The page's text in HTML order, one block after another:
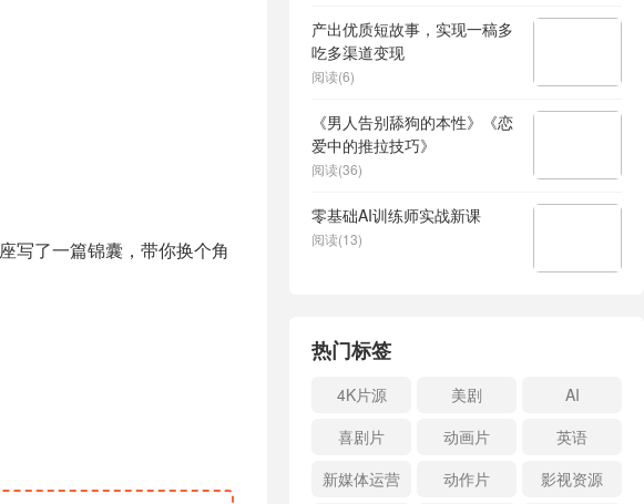
写了一篇锦囊，带你换个角
产出优质短故事，实现一稿多
吃多渠道变现
阅读(6)
《男人告别舔狗的本性》《恋
爱中的推拉技巧》
阅读(36)
零基础AI训练师实战新课
阅读(13)
热门标签
4K片源 美剧
AI
喜剧片
动画片
英语
新媒体运营
动作片
影视资源